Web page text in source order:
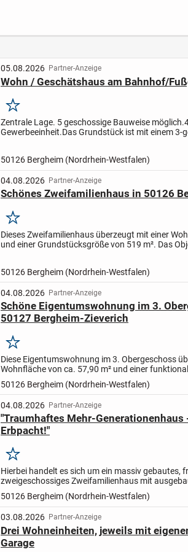
05.08.2026 Partner-Anzeige
Wohn / Geschätshaus am Bahnhof/
Merken
Zentrale Lage. 5 geschossige Bauweise möglich.
Gewerbeeinheit.Das Grundstück ist mit einem 3-
50126 Bergheim (Nordrhein-Westfalen)
04.08.2026 Partner-Anzeige
Schönes Zweifamilienhaus in 50126
Merken
Dieses Zweifamilienhaus überzeugt mit einer
und einer Grundstücksgröße von 519 m². Das
50126 Bergheim (Nordrhein-Westfalen)
04.08.2026 Partner-Anzeige
Schöne Eigentumswohnung im 3.
50127 Bergheim-Zieverich
Merken
Diese Eigentumswohnung im 3. Obergeschoss
Wohnfläche von ca. 57,90 m² und einer
umfasst zwei Zimmer, eine Küche, ein
50126 Bergheim (Nordrhein-Westfalen)
04.08.2026 Partner-Anzeige
"Traumhaftes Mehr-
Erbpacht!"
Merken
Hierbei handelt es sich um ein massiv gebautes,
zweigeschossiges Zweifamilienhaus mit
unterkellert und verklinkert. Ursprünglich wurde
50126 Bergheim (Nordrhein-Westfalen)
03.08.2026 Partner-Anzeige
Drei Wohneinheiten, jeweils mit
Garage